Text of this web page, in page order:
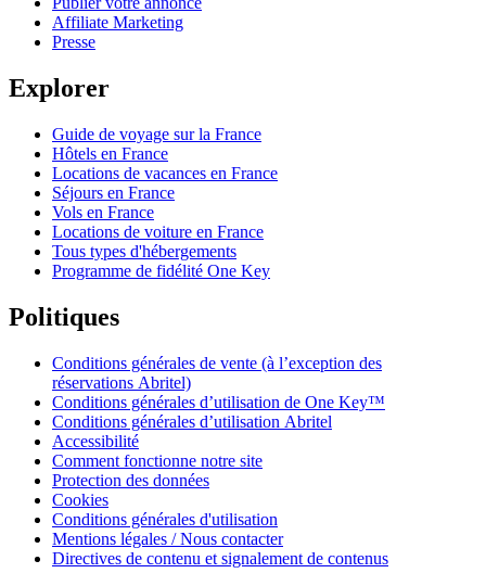
Affiliate Marketing
Presse
Explorer
Guide de voyage sur la France
Hôtels en France
Locations de vacances en France
Séjours en France
Vols en France
Locations de voiture en France
Tous types d'hébergements
Programme de fidélité One Key
Politiques
Conditions générales de vente (à l’exception des
réservations Abritel)
Conditions générales d’utilisation de One Key™
Conditions générales d’utilisation Abritel
Accessibilité
Comment fonctionne notre site
Protection des données
Cookies
Conditions générales d'utilisation
Mentions légales / Nous contacter
Directives de contenu et signalement de contenus